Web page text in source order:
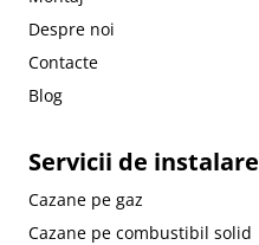
Despre noi
Contacte
Blog
Servicii de instalare
Cazane pe gaz
Cazane pe combustibil solid